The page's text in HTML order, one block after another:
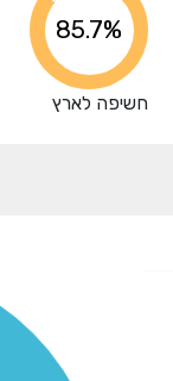
99.9%
חשיפה לארץ